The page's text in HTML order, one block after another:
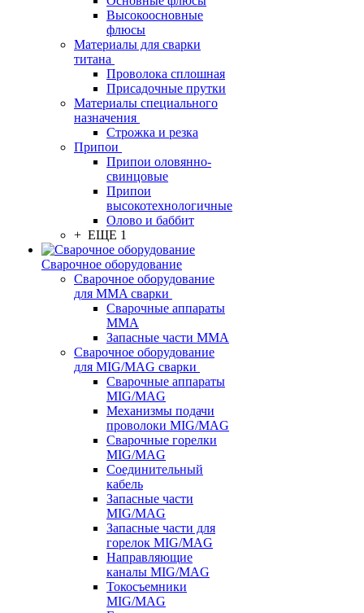
Высокоосновные
флюсы
Материалы для сварки
титана
Проволока сплошная
Присадочные прутки
Материалы специального
назначения
Строжка и резка
Припои
Припои оловянно-
свинцовые
Припои
высокотехнологичные
Олово и баббит
+ ЕЩЕ 1
Сварочное оборудование
Сварочное оборудование
для MMA сварки
Сварочные аппараты
MMA
Запасные части MMA
Сварочное оборудование
для MIG/MAG сварки
Сварочные аппараты
MIG/MAG
Механизмы подачи
проволоки MIG/MAG
Сварочные горелки
MIG/MAG
Соединительный
кабель
Запасные части
MIG/MAG
Запасные части для
горелок MIG/MAG
Направляющие
каналы MIG/MAG
Токосъемники
MIG/MAG